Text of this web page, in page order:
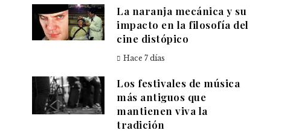
La naranja mecánica y su
impacto en la filosofía del
cine distópico
Hace 7 días
Los festivales de música
más antiguos que
mantienen viva la
tradición